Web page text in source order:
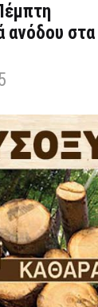
ανόδου στα